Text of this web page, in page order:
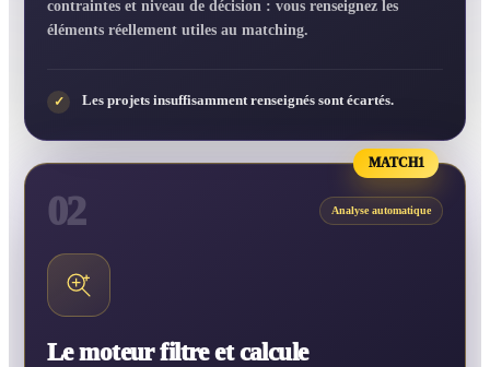
contraintes et niveau de décision : vous renseignez les
éléments réellement utiles au matching.
✓ Les projets insuffisamment renseignés sont écartés.
MATCH1
02 Analyse automatique
Le moteur filtre et calcule